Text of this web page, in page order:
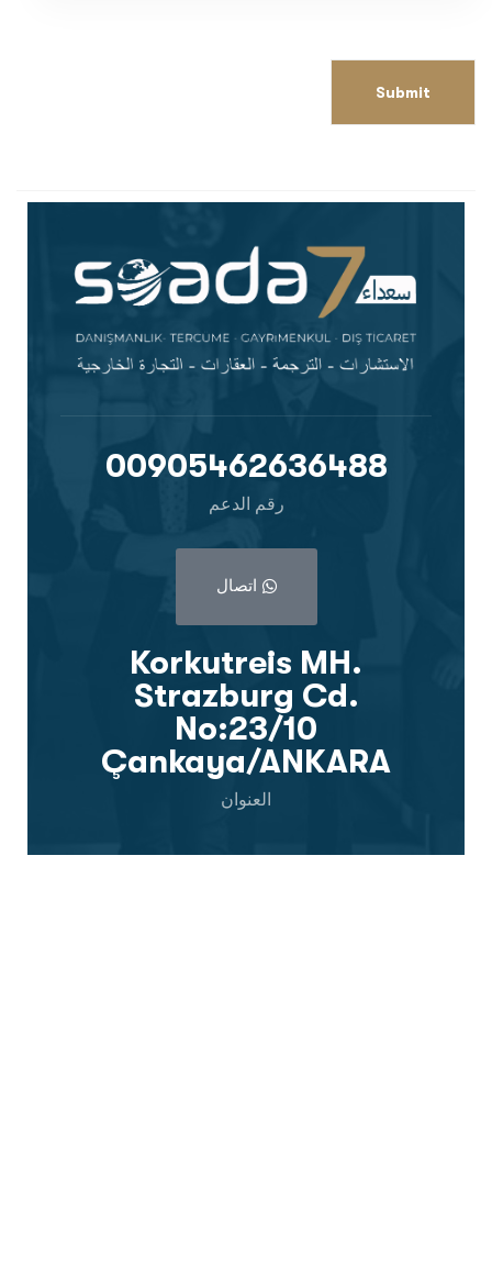
00905462636488
رقم الدعم
اتصال
Korkutreis MH.
Strazburg Cd.
No:23/10
Çankaya/ANKARA
العنوان